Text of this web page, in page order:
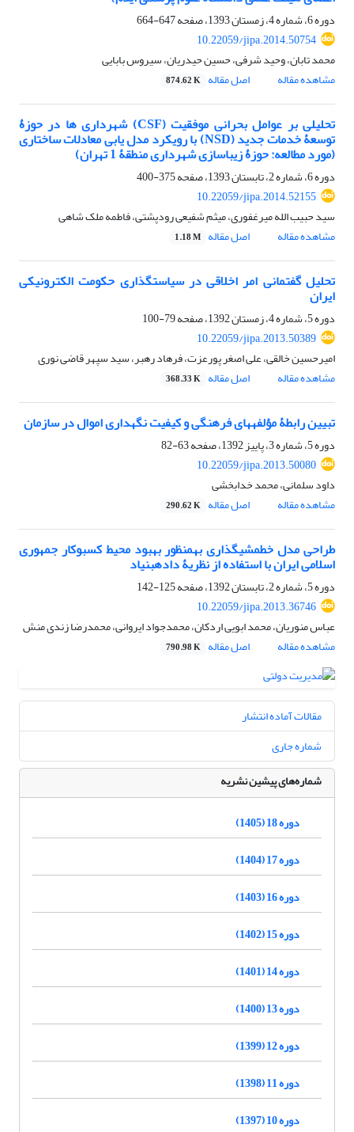
دوره 6، شماره 4، زمستان 1393، صفحه
647-664
10.22059/jipa.2014.50754
محمد تابان، وحید شرفی، حسین حیدریان، سیروس بابایی
مشاهده مقاله
اصل مقاله 874.62 K
تحلیلی بر عوامل بحرانی موفقیت (CSF) شهرداری ها در حوزۀ
توسعۀ خدمات جدید (NSD) با رویکرد مدل یابی معادلات ساختاری
(مورد مطالعه: حوزۀ زیباسازی شهرداری منطقۀ 1 تهران)
دوره 6، شماره 2، تابستان 1393، صفحه
375-400
10.22059/jipa.2014.52155
سید حبیب الله میرغفوری، میثم شفیعی رودپشتی، فاطمه ملک شاهی
مشاهده مقاله
اصل مقاله 1.18 M
تحلیل گفتمانی امر اخلاقی در سیاستگذاری حکومت الکترونیکی
ایران
دوره 5، شماره 4، زمستان 1392، صفحه
79-100
10.22059/jipa.2013.50389
امیرحسین خالقی، علی اصغر پورعزت، فرهاد رهبر، سید سپهر قاضی نوری
مشاهده مقاله
اصل مقاله 368.33 K
تبیین رابطۀ مؤلفه‎های فرهنگی و کیفیت نگهداری اموال در سازمان
دوره 5، شماره 3، پاییز 1392، صفحه
63-82
10.22059/jipa.2013.50080
داود سلمانی، محمد خدابخشی
مشاهده مقاله
اصل مقاله 290.62 K
طراحی مدل خط‎مشی‎گذاری به‎منظور بهبود محیط کسب‎وکار جمهوری
اسلامی ایران با استفاده از نظریۀ داده‎بنیاد
دوره 5، شماره 2، تابستان 1392، صفحه
125-142
10.22059/jipa.2013.36746
عباس منوریان، محمد ابویی اردکان، محمدجواد ایروانی، محمدرضا زندی منش
مشاهده مقاله
اصل مقاله 790.98 K
مقالات آماده انتشار
شماره جاری
شماره‌های پیشین نشریه
دوره 18 (1405)
دوره 17 (1404)
دوره 16 (1403)
دوره 15 (1402)
دوره 14 (1401)
دوره 13 (1400)
دوره 12 (1399)
دوره 11 (1398)
دوره 10 (1397)